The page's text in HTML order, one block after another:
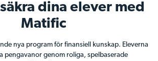
dina elever med
Matific
nya program för finansiell kunskap. Eleverna
pengavanor genom roliga, spelbaserade